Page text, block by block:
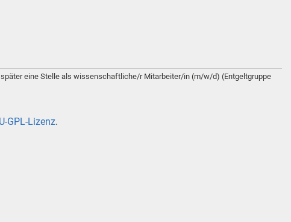
eine Stelle als wissenschaftliche/r Mitarbeiter/in (m/w/d) (Entgeltgruppe
GPL-Lizenz.